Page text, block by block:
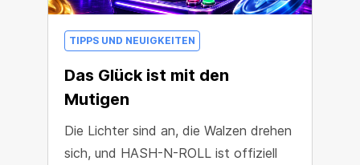
TIPPS UND NEUIGKEITEN
Das Glück ist mit den
Mutigen
Die Lichter sind an, die Walzen drehen
sich, und HASH-N-ROLL ist offiziell